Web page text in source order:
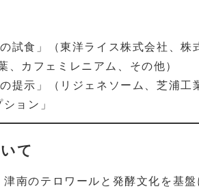
試食」（東洋ライス株式会社、
カフェミレニアム、その他）
提示」（リジェネソーム、芝浦工
ョン」
て
南のテロワールと発酵文化を基